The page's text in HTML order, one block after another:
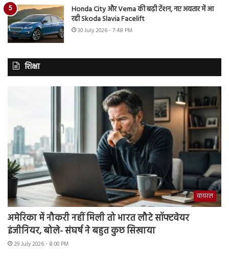
Honda City और Verna की बढ़ी टेंशन, नए अवतार में आ
रही Skoda Slavia Facelift
30 July 2026 - 7:48 PM
शिक्षा
वायरल
अमेरिका में नौकरी नहीं मिली तो भारत लौटे सॉफ्टवेयर
इंजीनियर, बोले- संघर्ष ने बहुत कुछ सिखाया
29 July 2026 - 8:00 PM